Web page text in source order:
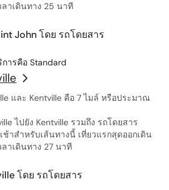
ลาเดินทาง 25 นาที
John โดย รถโดยสาร
ารคือ Standard
และ Kentville คือ 7 ไมล์ หรือประมาณ
ไปยัง Kentville รวมถึง รถโดยสาร
ช้าสำหรับเส้นทางนี้ เที่ยวแรกสุดออกเดิน
ลาเดินทาง 27 นาที
โดย รถโดยสาร